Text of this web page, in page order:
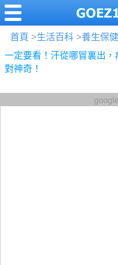
首頁 >生活百科 >養生保健
一定要看！汗從哪冒裏出
對神奇！